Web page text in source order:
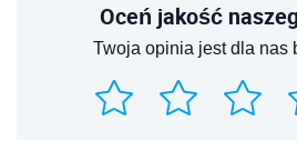
Oceń jakość
Twoja opinia jest dla nas